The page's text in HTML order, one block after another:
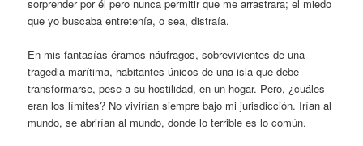
sorprender por él pero nunca permitir que me arrastrara; el miedo
que yo buscaba entretenía, o sea, distraía.
En mis fantasías éramos náufragos, sobrevivientes de una
tragedia marítima, habitantes únicos de una isla que debe
transformarse, pese a su hostilidad, en un hogar. Pero, ¿cuáles
eran los límites? No vivirían siempre bajo mi jurisdicción. Irían al
mundo, se abrirían al mundo, donde lo terrible es lo común.